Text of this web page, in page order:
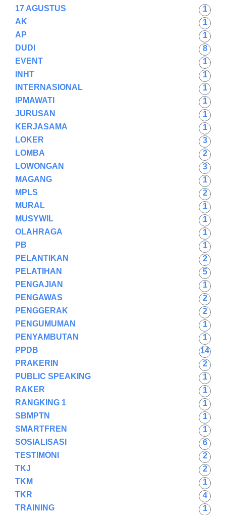
17 AGUSTUS
1
AK
1
AP
1
DUDI
8
EVENT
1
INHT
1
INTERNASIONAL
1
IPMAWATI
1
JURUSAN
1
KERJASAMA
1
LOKER
3
LOMBA
2
LOWONGAN
3
MAGANG
1
MPLS
2
MURAL
1
MUSYWIL
1
OLAHRAGA
1
PB
1
PELANTIKAN
2
PELATIHAN
5
PENGAJIAN
1
PENGAWAS
2
PENGGERAK
2
PENGUMUMAN
1
PENYAMBUTAN
1
PPDB
14
PRAKERIN
2
PUBLIC SPEAKING
1
RAKER
1
RANGKING 1
1
SBMPTN
1
SMARTFREN
1
SOSIALISASI
6
TESTIMONI
2
TKJ
2
TKM
1
TKR
4
TRAINING
1